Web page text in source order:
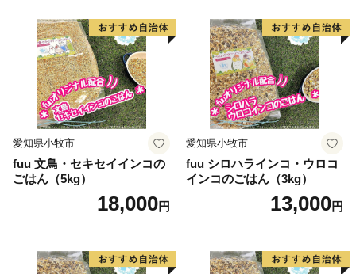
愛知県小牧市
fuu 文鳥・セキセイインコの
ごはん（5kg）
18,000円
愛知県小牧市
fuu シロハラインコ・ウロコ
インコのごはん（3kg）
13,000円